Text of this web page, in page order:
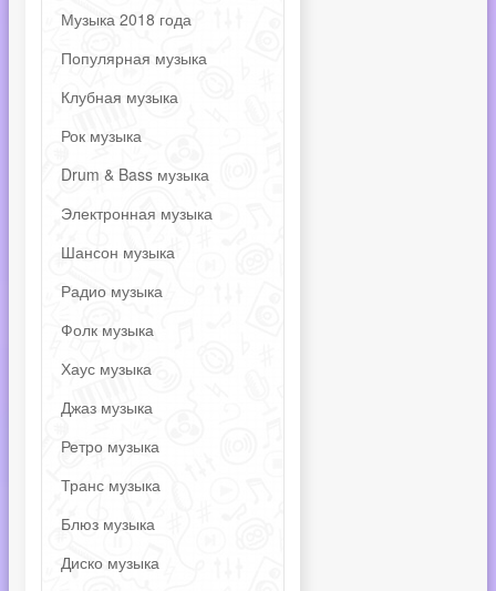
Музыка 2018 года
Популярная музыка
Клубная музыка
Рок музыка
Drum & Bass музыка
Электронная музыка
Шансон музыка
Радио музыка
Фолк музыка
Хаус музыка
Джаз музыка
Ретро музыка
Транс музыка
Блюз музыка
Диско музыка